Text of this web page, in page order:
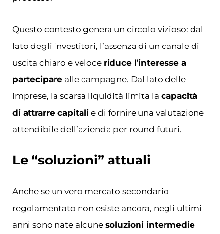
Questo contesto genera un circolo vizioso: dal
lato degli investitori, l’assenza di un canale di
uscita chiaro e veloce riduce l’interesse a
partecipare alle campagne. Dal lato delle
imprese, la scarsa liquidità limita la capacità
di attrarre capitali e di fornire una valutazione
attendibile dell’azienda per round futuri.
Le “soluzioni” attuali
Anche se un vero mercato secondario
regolamentato non esiste ancora, negli ultimi
anni sono nate alcune soluzioni intermedie